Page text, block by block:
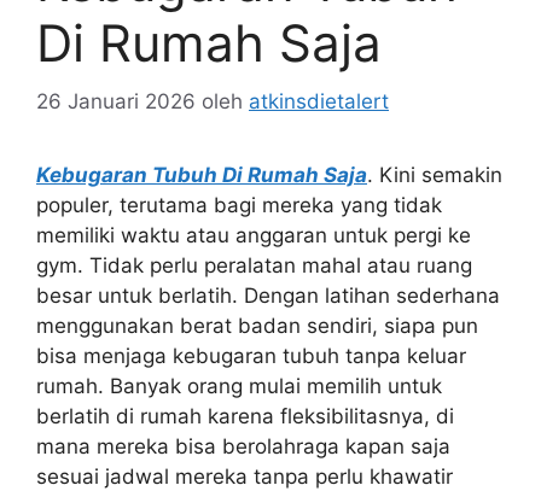
Di Rumah Saja
26 Januari 2026 oleh atkinsdietalert
Kebugaran Tubuh Di Rumah Saja. Kini semakin
populer, terutama bagi mereka yang tidak
memiliki waktu atau anggaran untuk pergi ke
gym. Tidak perlu peralatan mahal atau ruang
besar untuk berlatih. Dengan latihan sederhana
menggunakan berat badan sendiri, siapa pun
bisa menjaga kebugaran tubuh tanpa keluar
rumah. Banyak orang mulai memilih untuk
berlatih di rumah karena fleksibilitasnya, di
mana mereka bisa berolahraga kapan saja
sesuai jadwal mereka tanpa perlu khawatir